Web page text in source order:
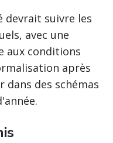
devrait suivre les
avec une
aux conditions
après
dans des schémas